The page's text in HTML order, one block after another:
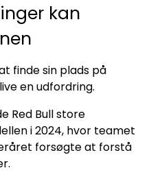
kan
finde sin plads på
en udfordring.
Red Bull store
i 2024, hvor teamet
forsøgte at forstå